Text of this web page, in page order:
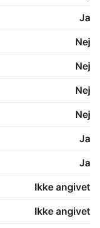
Ja
Nej
Nej
Nej
Nej
Ja
Ja
Ikke angivet
Ikke angivet